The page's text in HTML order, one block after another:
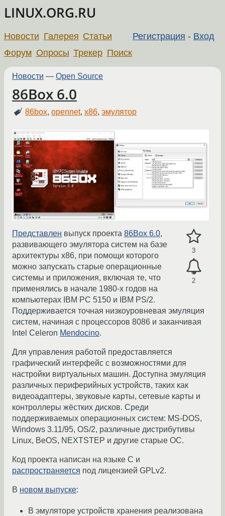
LINUX.ORG.RU
Регистрация - Вход
Новости Галерея Статьи
Форум Опросы Трекер Поиск
Новости — Open Source
86Box 6.0
86box,opennet,x86,эмулятор
3
2
Представлен выпуск проекта 86Box 6.0,
развивающего эмулятора систем на базе
архитектуры x86, при помощи которого
можно запускать старые операционные
системы и приложения, включая те, что
применялись в начале 1980-х годов на
компьютерах IBM PC 5150 и IBM PS/2.
Поддерживается точная низкоуровневая эмуляция
систем, начиная с процессоров 8086 и заканчивая
Intel Сeleron Mendocino.
Для управления работой предоставляется
графический интерфейс c возможностями для
настройки виртуальных машин. Доступна эмуляция
различных периферийных устройств, таких как
видеоадаптеры, звуковые карты, сетевые карты и
контроллеры жёстких дисков. Среди
поддерживаемых операционных систем: MS-DOS,
Windows 3.11/95, OS/2, различные дистрибутивы
Linux, BeOS, NEXTSTEP и другие старые ОС.
Код проекта написан на языке C и
распространяется под лицензией GPLv2.
В новом выпуске:
В эмуляторе устройств хранения реализована